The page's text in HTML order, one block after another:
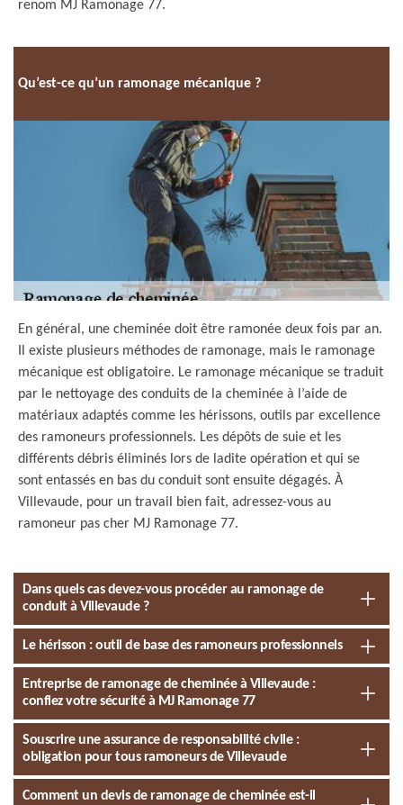
renom MJ Ramonage 77.
Qu’est-ce qu’un ramonage mécanique ?
En général, une cheminée doit être ramonée deux fois par an.
Il existe plusieurs méthodes de ramonage, mais le ramonage
mécanique est obligatoire. Le ramonage mécanique se traduit
par le nettoyage des conduits de la cheminée à l’aide de
matériaux adaptés comme les hérissons, outils par excellence
des ramoneurs professionnels. Les dépôts de suie et les
différents débris éliminés lors de ladite opération et qui se
sont entassés en bas du conduit sont ensuite dégagés. À
Villevaude, pour un travail bien fait, adressez-vous au
ramoneur pas cher MJ Ramonage 77.
Dans quels cas devez-vous procéder au ramonage de
conduit à Villevaude ?
Le hérisson : outil de base des ramoneurs professionnels
Entreprise de ramonage de cheminée à Villevaude :
confiez votre sécurité à MJ Ramonage 77
Souscrire une assurance de responsabilité civile :
obligation pour tous ramoneurs de Villevaude
Comment un devis de ramonage de cheminée est-il